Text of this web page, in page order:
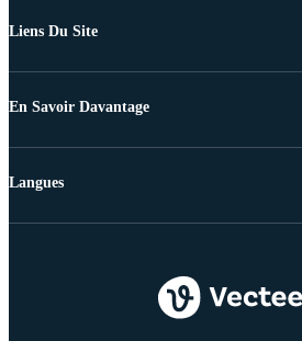
Liens Du Site
En Savoir Davantage
Langues